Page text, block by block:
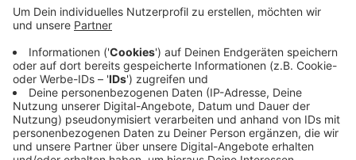
Anzeige
In das Formular können Angaben zu einer möglichen
Tätigkeit und besonderen Fähigkeiten oder
Kenntnissen gemacht werden. Die Infos werden dann
an die Wohlfahrtsverbände weitergegeben. Zu den
Aufgaben könnten zum Beispiel Einkaufshilfe oder